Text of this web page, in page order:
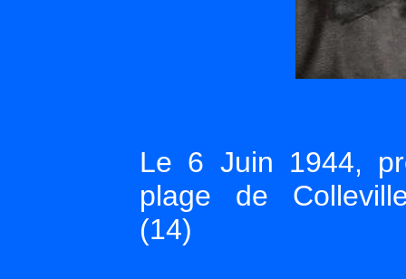
Le 6 Juin 1944,
plage de
(14)